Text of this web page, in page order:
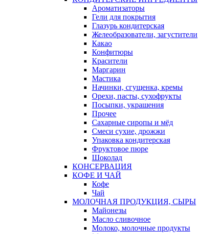
Ароматизаторы
Гели для покрытия
Глазурь кондитерская
Желеобразователи, загустители
Какао
Конфитюры
Красители
Маргарин
Мастика
Начинки, сгущенка, кремы
Орехи, пасты, сухофрукты
Посыпки, украшения
Прочее
Сахарные сиропы и мёд
Смеси сухие, дрожжи
Упаковка кондитерская
Фруктовое пюре
Шоколад
КОНСЕРВАЦИЯ
КОФЕ И ЧАЙ
Кофе
Чай
МОЛОЧНАЯ ПРОДУКЦИЯ, СЫРЫ
Майонезы
Масло сливочное
Молоко, молочные продукты